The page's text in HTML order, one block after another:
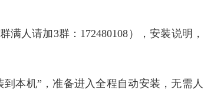
人请加3群：172480108），安装说明，
本机”，准备进入全程自动安装，无需人